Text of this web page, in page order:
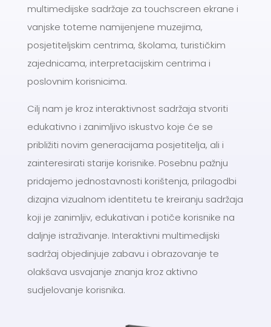
multimedijske sadržaje za touchscreen ekrane i
vanjske toteme namijenjene muzejima,
posjetiteljskim centrima, školama, turističkim
zajednicama, interpretacijskim centrima i
poslovnim korisnicima.
Cilj nam je kroz interaktivnost sadržaja stvoriti
edukativno i zanimljivo iskustvo koje će se
približiti novim generacijama posjetitelja, ali i
zainteresirati starije korisnike. Posebnu pažnju
pridajemo jednostavnosti korištenja, prilagodbi
dizajna vizualnom identitetu te kreiranju sadržaja
koji je zanimljiv, edukativan i potiče korisnike na
daljnje istraživanje. Interaktivni multimedijski
sadržaj objedinjuje zabavu i obrazovanje te
olakšava usvajanje znanja kroz aktivno
sudjelovanje korisnika.